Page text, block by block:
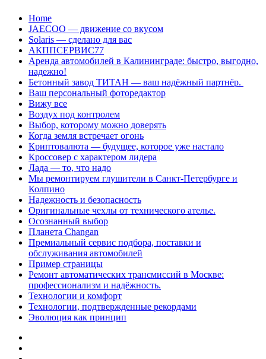
Перейти
содержанию
Home
JAECOO — движение со вкусом
Solaris — сделано для вас
АКППСЕРВИС77
Аренда автомобилей в Калининграде: быстро, выгодно,
надежно!
Бетонный завод ТИТАН — ваш надёжный партнёр.
Ваш персональный фоторедактор
Вижу все
Воздух под контролем
Выбор, которому можно доверять
Когда земля встречает огонь
Криптовалюта — будущее, которое уже настало
Кроссовер с характером лидера
Лада — то, что надо
Мы ремонтируем глушители в Санкт-Петербурге и
Колпино
Надежность и безопасность
Оригинальные чехлы от технического ателье.
Осознанный выбор
Планета Changan
Премиальный сервис подбора, поставки и
обслуживания автомобилей
Пример страницы
Ремонт автоматических трансмиссий в Москве:
профессионализм и надёжность.
Технологии и комфорт
Технологии, подтвержденные рекордами
Эволюция как принцип